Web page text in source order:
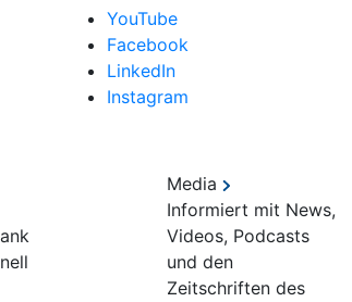
YouTube
Facebook
LinkedIn
Instagram
Media
Informiert mit News,
Videos, Podcasts
und den
Zeitschriften des